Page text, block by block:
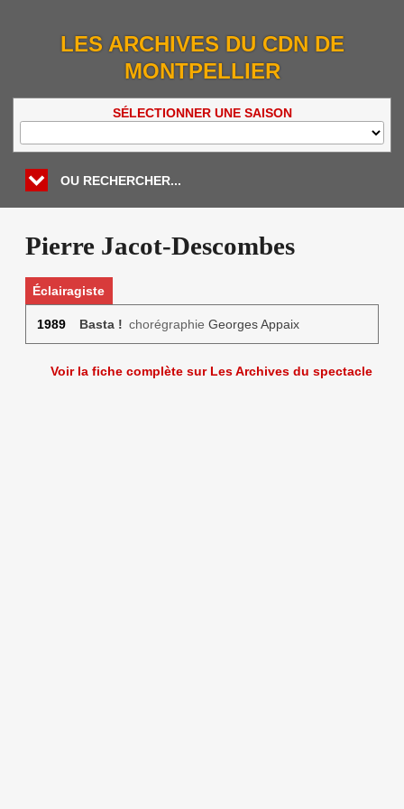
LES ARCHIVES DU CDN DE
MONTPELLIER
SÉLECTIONNER UNE SAISON
OU RECHERCHER...
Pierre Jacot-Descombes
Éclairagiste
1989 Basta ! chorégraphie Georges Appaix
Voir la fiche complète sur Les Archives du spectacle